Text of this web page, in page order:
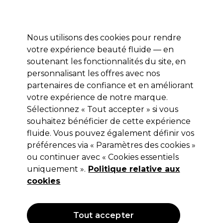
Se connecter
Marques Bons plans Coiffure Electro et Matériel
Coiffure Soins Capillaires Shampooing
Shampooing
Notre gamme de mousses et de sprays capillaires offre une
vaste palette de soins professionnels qui sublimeront les
cheveux de vos client(e)s. Découvrez notre sélection de
sprays protecteurs contre la chaleur, hydratants,
Redken
les produits OLAPLEX et bien d’autres encore.
Lire la suite
Filters
Nous utilisons des cookies pour rendre
votre expérience beauté fluide — en
soutenant les fonctionnalités du site, en
personnalisant les offres avec nos
partenaires de confiance et en améliorant
votre expérience de notre marque.
Sélectionnez « Tout accepter » si vous
souhaitez bénéficier de cette expérience
fluide. Vous pouvez également définir vos
préférences via « Paramètres des cookies »
ou continuer avec « Cookies essentiels
uniquement ». Politique relative aux
cookies
Tout accepter